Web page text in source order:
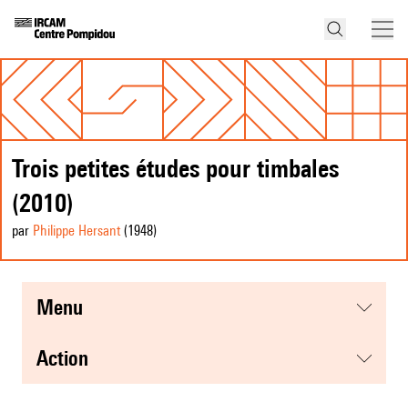
Trois petites études pour timbales
(2010)
par Philippe Hersant(1948)
menu
action